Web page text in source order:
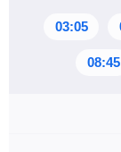
03:05
08:45